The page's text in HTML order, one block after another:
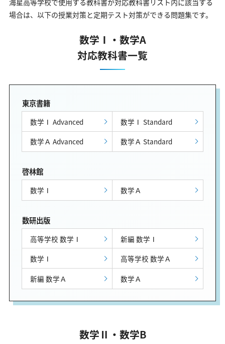
場合は、以下の授業対策と定期テスト対策ができる問題集です。
数学Ⅰ・数学A
対応教科書一覧
東京書籍
数学Ⅰ Advanced
数学Ⅰ Standard
数学Ａ Advanced
数学Ａ Standard
啓林館
数学Ⅰ 数学Ａ
数研出版
高等学校 数学Ⅰ
新編 数学Ⅰ
数学Ⅰ
高等学校 数学Ａ
新編 数学Ａ
数学Ａ
数学Ⅱ・数学B